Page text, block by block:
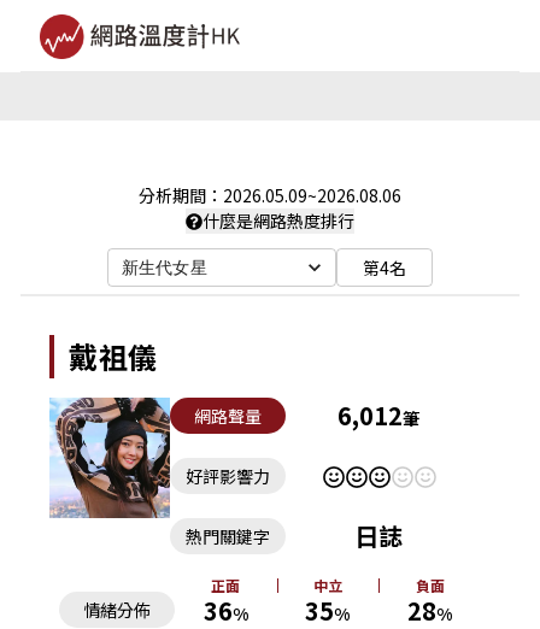
分析期間： 2026.05.09~2026.08.06
什麼是網路熱度排行
新生代女星 第4名
戴祖儀
網路聲量 6,012筆
好評影響力
情緒分佈
正面
36%
中立
35%
負面
28%
熱門關鍵字 日誌